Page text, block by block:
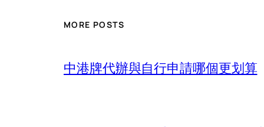
MORE POSTS
中港牌代辦與自行申請哪個更划算